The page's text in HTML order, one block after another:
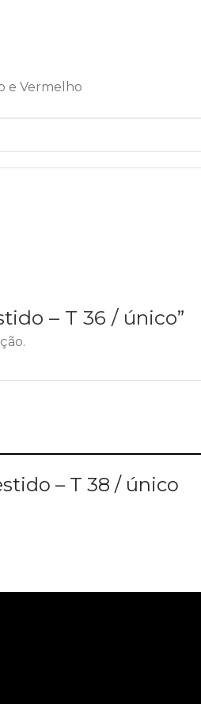
e Vermelho
– T 36 / único”
– T 38 / único